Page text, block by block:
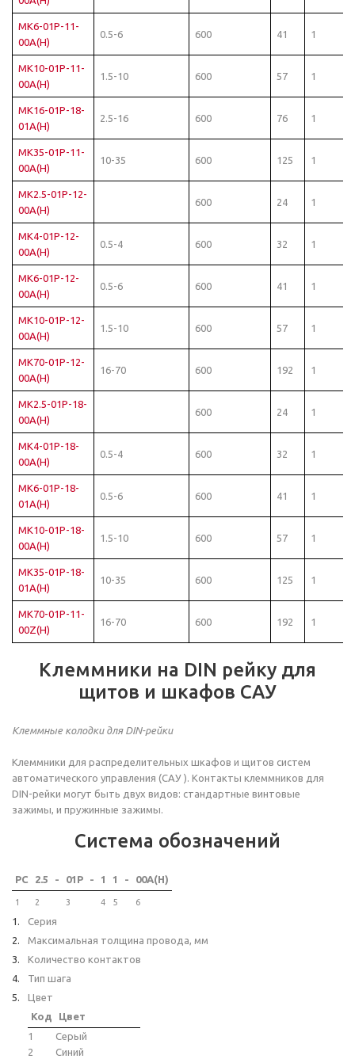
MK6-01P-11-
00A(H)
0.5-6 600 41 1
MK10-01P-11-
00A(H)
1.5-10 600 57 1
MK16-01P-18-
01A(H)
2.5-16 600 76 1
MK35-01P-11-
00A(H)
10-35 600 125 1
MK2.5-01P-12-
00A(H)
600 24 1
MK4-01P-12-
00A(H)
0.5-4 600 32 1
MK6-01P-12-
00A(H)
0.5-6 600 41 1
MK10-01P-12-
00A(H)
1.5-10 600 57 1
MK70-01P-12-
00A(H)
16-70 600 192 1
MK2.5-01P-18-
00A(H)
600 24 1
MK4-01P-18-
00A(H)
0.5-4 600 32 1
MK6-01P-18-
01A(H)
0.5-6 600 41 1
MK10-01P-18-
00A(H)
1.5-10 600 57 1
MK35-01P-18-
01A(H)
10-35 600 125 1
MK70-01P-11-
00Z(H)
16-70 600 192 1
Клеммники на DIN рейку для
щитов и шкафов САУ
Клеммные колодки для DIN-рейки
Клеммники для распределительных шкафов и щитов систем
автоматического управления (САУ ). Контакты клеммников для
DIN-рейки могут быть двух видов: стандартные винтовые
зажимы, и пружинные зажимы.
Система обозначений
PC 2.5 - 01P - 1 1 - 00A(H)
1 2 3 4 5 6
Серия
Максимальная толщина провода, мм
Количество контактов
Тип шага
Цвет
Код
Цвет
1
Серый
2
Синий